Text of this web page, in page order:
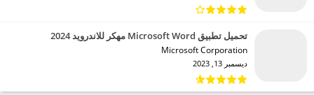
تحميل تطبيق Microsoft Word مهكر للاندرويد 2024
Microsoft Corporation‏
ديسمبر 13, 2023